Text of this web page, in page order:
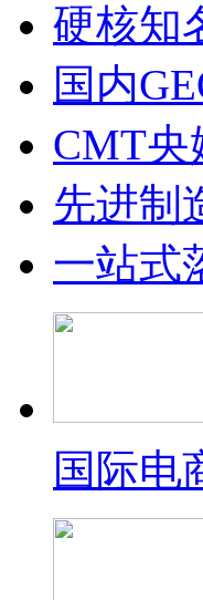
硬核知
国内
CMT央
先进制
一站式
国际电